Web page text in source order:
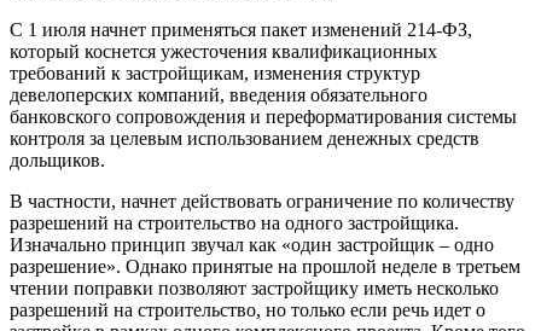
С 1 июля начнет применяться пакет изменений 214-ФЗ,
который коснется ужесточения квалификационных
требований к застройщикам, изменения структур
девелоперских компаний, введения обязательного
банковского сопровождения и переформатирования системы
контроля за целевым использованием денежных средств
дольщиков.
В частности, начнет действовать ограничение по количеству
разрешений на строительство на одного застройщика.
Изначально принцип звучал как «один застройщик – одно
разрешение». Однако принятые на прошлой неделе в третьем
чтении поправки позволяют застройщику иметь несколько
разрешений на строительство, но только если речь идет о